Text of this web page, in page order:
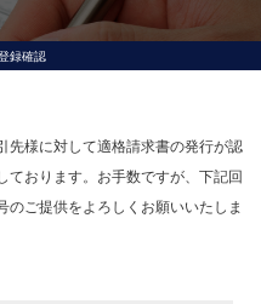
録確認
先様に対して適格請求書の発行が認
ております。お手数ですが、下記回
ご提供をよろしくお願いいたしま